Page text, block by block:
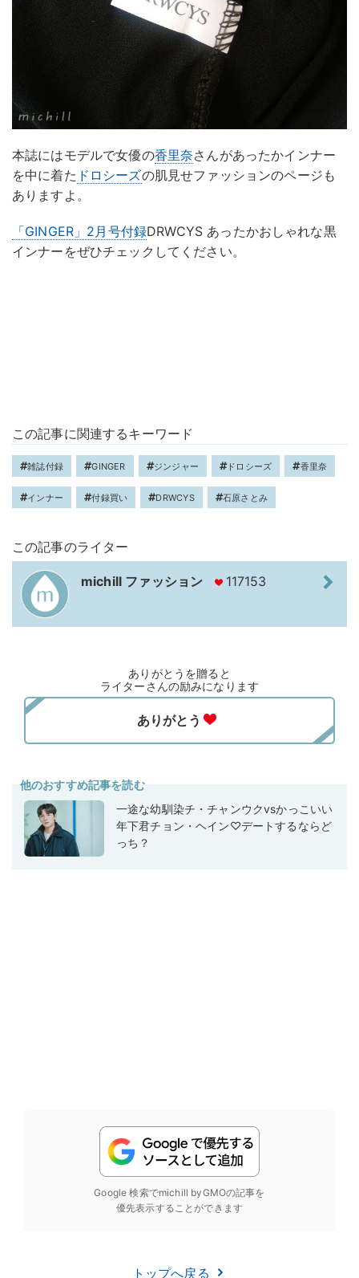
本誌にはモデルで女優の香里奈さんがあったかインナー
を中に着た ドロシーズの肌見せファッションのページも
ありますよ。
「GINGER」2月号付録DRWCYS あったかおしゃれな黒
インナーをぜひチェックしてください。
この記事に関連するキーワード
雑誌付録 GINGER ジンジャー ドロシーズ 香里奈
インナー 付録買い DRWCYS 石原さとみ
この記事のライター
michill ファッション 117153
ありがとうを贈ると
ライターさんの励みになります
他のおすすめ記事を読む
一途な幼馴染チ・チャンウクvsかっこいい
年下君チョン・ヘイン♡デートするならど
っち？
Google 検索でmichill byGMOの記事を
優先表示することができます
トップへ戻る